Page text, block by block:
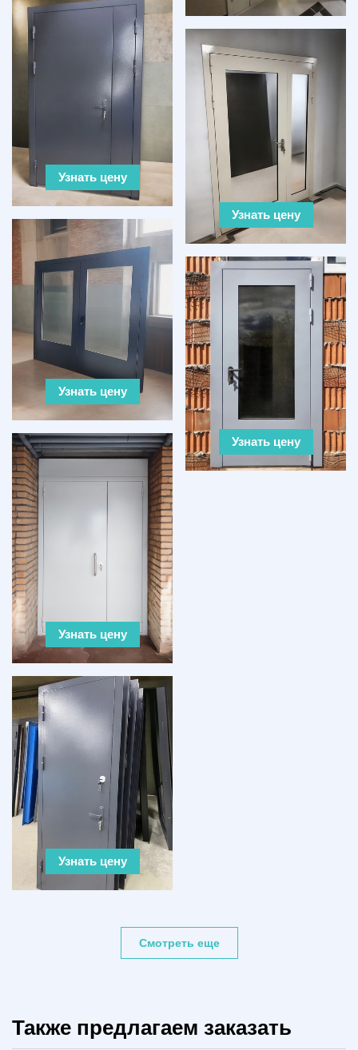
Узнать цену
Узнать цену
Узнать цену
Узнать цену
Узнать цену
Узнать цену
Смотреть еще
Также предлагаем заказать